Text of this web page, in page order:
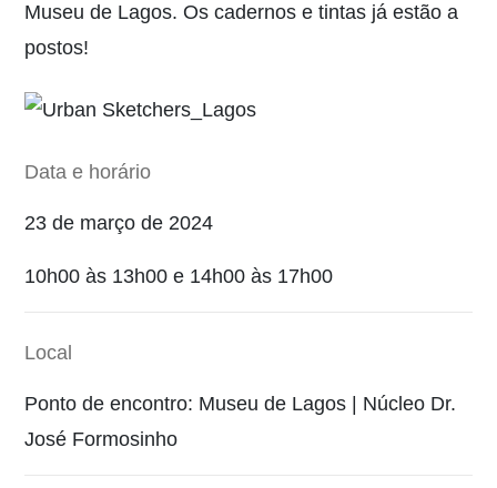
Museu de Lagos. Os cadernos e tintas já estão a
postos!
Data e horário
23 de março de 2024
10h00 às 13h00 e 14h00 às 17h00
Local
Ponto de encontro: Museu de Lagos | Núcleo Dr.
José Formosinho